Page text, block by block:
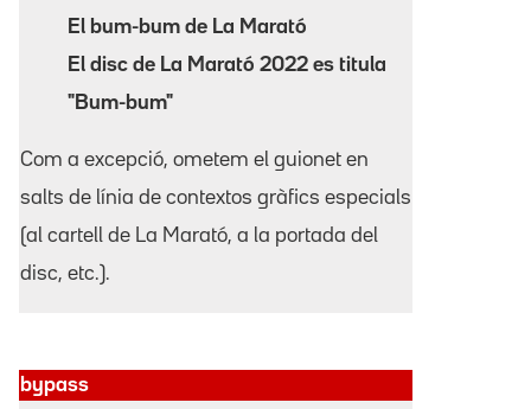
El bum-bum de La Marató
El disc de La Marató 2022 es titula
"Bum-bum"
Com a excepció, ometem el guionet en
salts de línia de contextos gràfics especials
(al cartell de La Marató, a la portada del
disc, etc.).
bypass